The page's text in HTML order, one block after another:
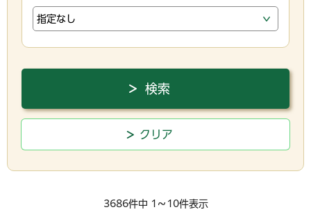
3686件中 1～10件表示